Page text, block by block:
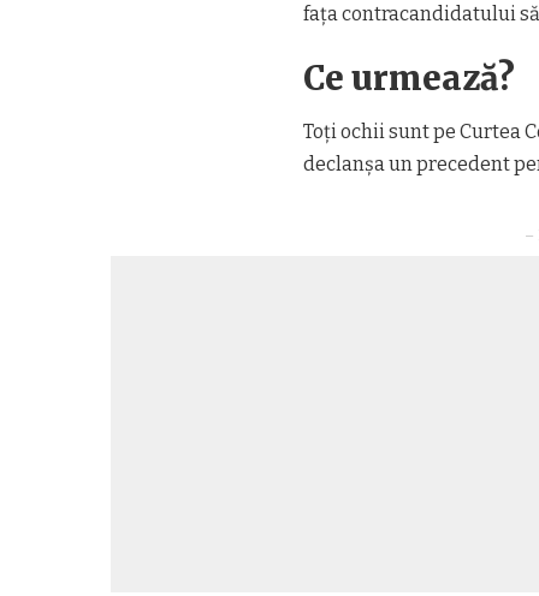
fața contracandidatului
Ce urmează?
Toți ochii sunt pe Curtea
declanșa un precedent
–